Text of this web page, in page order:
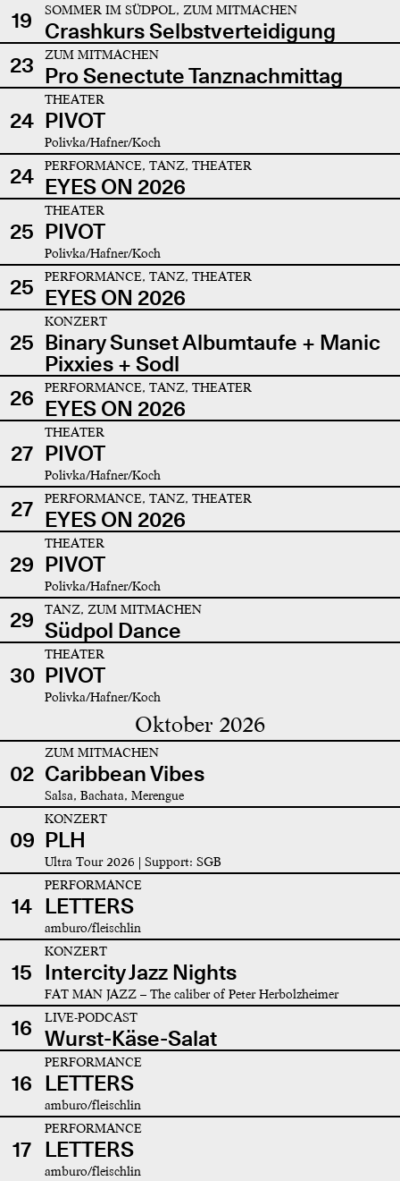
19 SOMMER IM SÜDPOL, ZUM MITMACHEN
Crashkurs Selbstverteidigung
23
ZUM MITMACHEN
Pro Senectute Tanznachmittag
24
THEATER
PIVOT
Polivka/Hafner/Koch
24 PERFORMANCE, TANZ, THEATER
EYES ON 2026
25
THEATER
PIVOT
Polivka/Hafner/Koch
25 PERFORMANCE, TANZ, THEATER
EYES ON 2026
25
KONZERT
Binary Sunset Albumtaufe + Manic
Pixxies + Sodl
26
PERFORMANCE, TANZ, THEATER
EYES ON 2026
27
THEATER
PIVOT
Polivka/Hafner/Koch
27 PERFORMANCE, TANZ, THEATER
EYES ON 2026
29
THEATER
PIVOT
Polivka/Hafner/Koch
29 TANZ, ZUM MITMACHEN
Südpol Dance
30
THEATER
PIVOT
Polivka/Hafner/Koch
Oktober 2026
02
ZUM MITMACHEN
Caribbean Vibes
Salsa, Bachata, Merengue
09
KONZERT
PLH
Ultra Tour 2026 | Support: SGB
14
PERFORMANCE
LETTERS
amburo/fleischlin
15
KONZERT
Intercity Jazz Nights
FAT MAN JAZZ – The caliber of Peter Herbolzheimer
16 LIVE-PODCAST
Wurst-Käse-Salat
16
PERFORMANCE
LETTERS
amburo/fleischlin
17
PERFORMANCE
LETTERS
amburo/fleischlin